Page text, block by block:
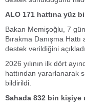
ALO 171 hattına yüz
Bakan Memişoğlu, 7
Bırakma Danışma Hattı
destek verildiğini açıkladı.
2026 yılının ilk dört
hattından yararlanarak
bildirildi.
Sahada 832 bin kişiye